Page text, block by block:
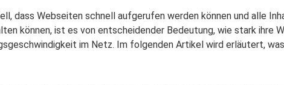
dass Webseiten schnell aufgerufen werden können und alle
können, ist es von entscheidender Bedeutung, wie stark ihre
im Netz. Im folgenden Artikel wird erläutert,